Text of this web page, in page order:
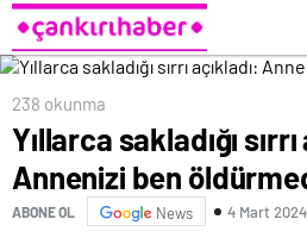
238 okunma
Yıllarca sakladığı sırrı
Annenizi ben
ABONE OL News 4 Mart